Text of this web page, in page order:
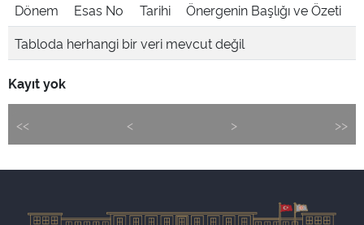
Dönem
Esas No
Tarihi
Önergenin Başlığı ve Özeti
Tabloda herhangi bir veri mevcut değil
Kayıt yok
<< < > >>